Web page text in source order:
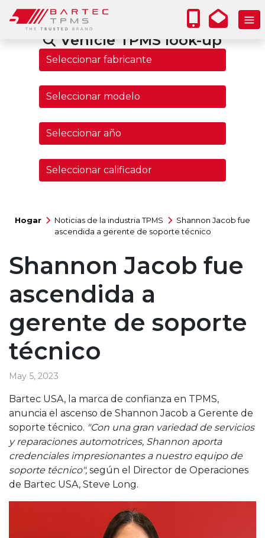
Vehicle TPMS look-up
Hogar Noticias de la industria TPMS
Shannon Jacob fue
ascendida a gerente de soporte técnico
Shannon Jacob fue
ascendida a
gerente de soporte
técnico
May 5, 2023
Bartec USA, la marca de confianza en TPMS,
anuncia el ascenso de Shannon Jacob a Gerente de
soporte técnico. "Con una gran variedad de servicios
y reparaciones automotrices, Shannon aporta
credenciales impresionantes a nuestro equipo de
soporte técnico", según el Director de Operaciones
de Bartec USA, Steve Long.